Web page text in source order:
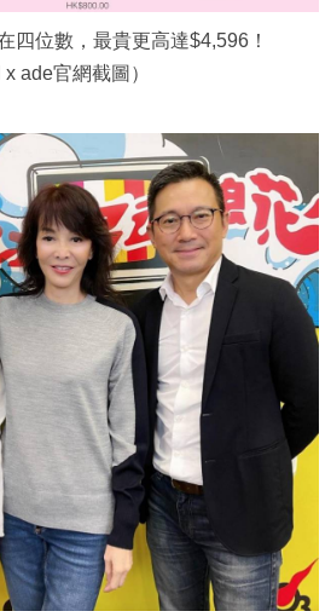
四位數，最貴更高達$4,596！
ade官網截圖）